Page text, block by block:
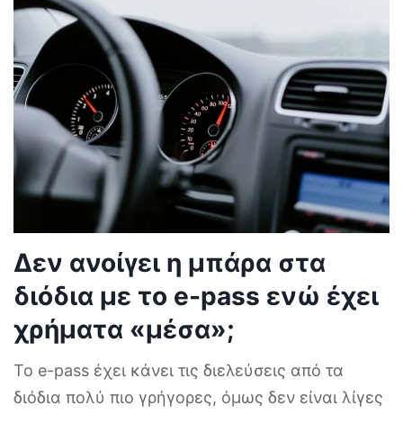
Δεν ανοίγει η μπάρα στα
διόδια με το e-pass ενώ έχει
χρήματα «μέσα»;
Το e-pass έχει κάνει τις διελεύσεις από τα
διόδια πολύ πιο γρήγορες, όμως δεν είναι λίγες